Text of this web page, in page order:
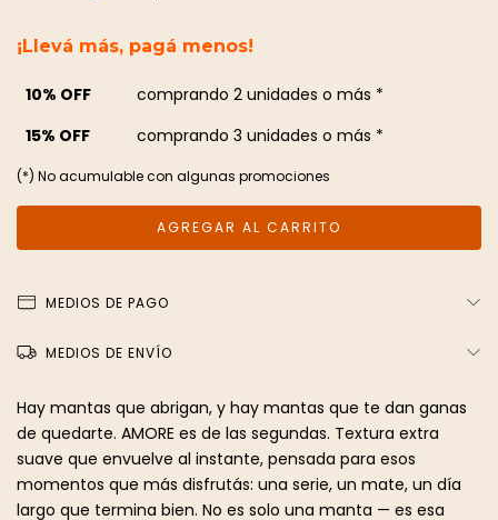
¡Llevá más, pagá menos!
10% OFF
comprando 2 unidades o más *
15% OFF
comprando 3 unidades o más *
(*) No acumulable con algunas promociones
MEDIOS DE PAGO
MEDIOS DE ENVÍO
Hay mantas que abrigan, y hay mantas que te dan ganas
de quedarte. AMORE es de las segundas. Textura extra
suave que envuelve al instante, pensada para esos
momentos que más disfrutás: una serie, un mate, un día
largo que termina bien. No es solo una manta — es esa